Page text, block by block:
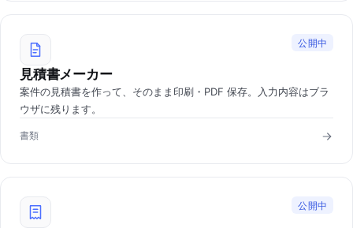
公開中
見積書メーカー
案件の見積書を作って、そのまま印刷・PDF 保存。入力内容はブラ
ウザに残ります。
書類
公開中